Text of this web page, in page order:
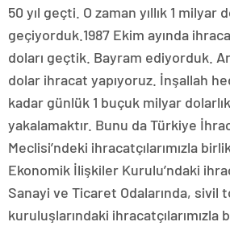
50 yıl geçti. O zaman yıllık 1 milyar
geçiyorduk.1987 Ekim ayında
doları geçtik. Bayram ediyorduk.
dolar ihracat yapıyoruz. İnşallah
kadar günlük 1 buçuk milyar
yakalamaktır. Bunu da Türkiye
Meclisi’ndeki ihracatçılarımızla
Ekonomik İlişkiler Kurulu’ndaki
Sanayi ve Ticaret Odalarında, sivil
kuruluşlarındaki ihracatçılarımızla